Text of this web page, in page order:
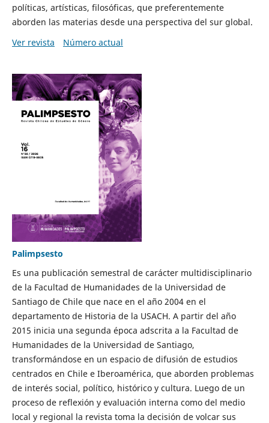
políticas, artísticas, filosóficas, que preferentemente
aborden las materias desde una perspectiva del sur global.
Ver revista
Número actual
Palimpsesto
Es una publicación semestral de carácter multidisciplinario
de la Facultad de Humanidades de la Universidad de
Santiago de Chile que nace en el año 2004 en el
departamento de Historia de la USACH. A partir del año
2015 inicia una segunda época adscrita a la Facultad de
Humanidades de la Universidad de Santiago,
transformándose en un espacio de difusión de estudios
centrados en Chile e Iberoamérica, que aborden problemas
de interés social, político, histórico y cultura. Luego de un
proceso de reflexión y evaluación interna como del medio
local y regional la revista toma la decisión de volcar sus